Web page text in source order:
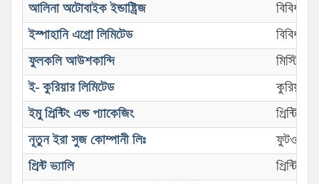
আলিনা অটোবাইক ইন্ডাষ্ট্রিজ
বিবিধ
ইস্পাহানি এগ্রো লিমিটেড
বিবিধ
ফুলকলি আউশকান্দি
মিস্টির
ই- কুরিয়ার লিমিটেড
কুরিয়ার
ইমু প্রিন্টিং এন্ড প্যাকেজিং
প্রিন্টিং
নূতুন ইরা সুজ কোম্পানী লিঃ
ফুটওয়্যার
প্রিন্ট ভ্যালি
প্রিন্টিং